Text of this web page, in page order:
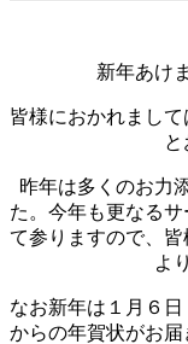
新年あけ
皆様におかれまし
と
昨年は多くのお力
た。今年も更なる
て参りますので、
よ
なお新年は１月６
からの年賀状がお